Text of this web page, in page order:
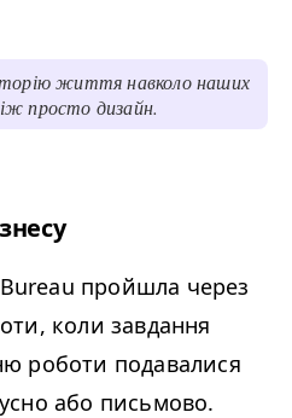
життя навколо наших
просто дизайн.
пройшла через
коли завдання
роботи подавалися
або письмово.